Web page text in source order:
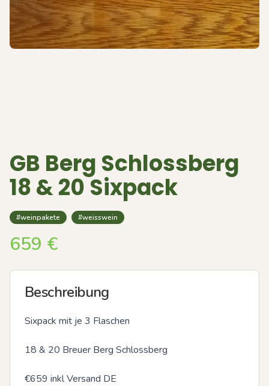
GB Berg Schlossberg
18 & 20 Sixpack
#weinpakete #weisswein
659 €
Beschreibung
Sixpack mit je 3 Flaschen
18 & 20 Breuer Berg Schlossberg
€659 inkl Versand DE